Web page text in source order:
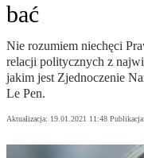
bać
Nie rozumiem niechęci
relacji politycznych z
jakim jest Zjednoczenie
Le Pen.
Aktualizacja: 19.01.2021 11:48 Publikacja: